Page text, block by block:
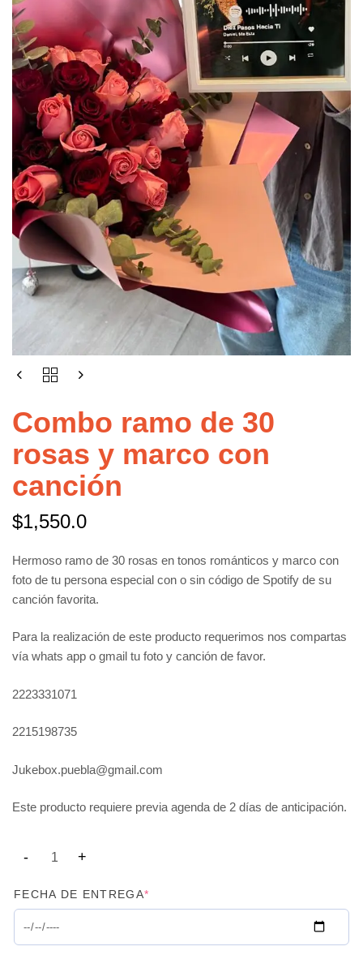
Combo ramo de 30
rosas y marco con
canción
$1,550.0
Hermoso ramo de 30 rosas en tonos románticos y marco con
foto de tu persona especial con o sin código de Spotify de su
canción favorita.
Para la realización de este producto requerimos nos compartas
vía whats app o gmail tu foto y canción de favor.
2223331071
2215198735
Jukebox.puebla@gmail.com
Este producto requiere previa agenda de 2 días de anticipación.
FECHA DE ENTREGA*